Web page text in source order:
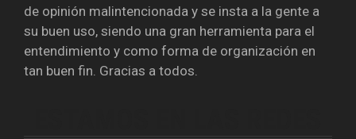
de opinión malintencionada y se insta a la gente a
su buen uso, siendo una gran herramienta para el
entendimiento y como forma de organización en
tan buen fin. Gracias a todos.